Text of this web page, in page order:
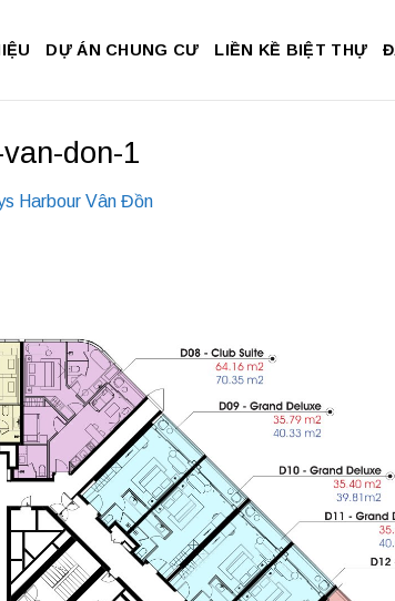
DỰ ÁN CHUNG CƯ LIỀN KỀ BIỆT THỰ
don-1
Harbour Vân Đồn